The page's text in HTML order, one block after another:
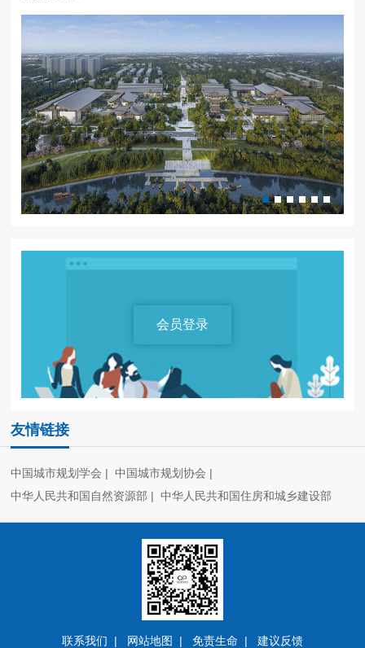
会员登录
友情链接
中国城市规划学会
中国城市规划协会
中华人民共和国自然资源部
中华人民共和国住房和城乡建设部
联系我们 网站地图 免责生命 建议反馈